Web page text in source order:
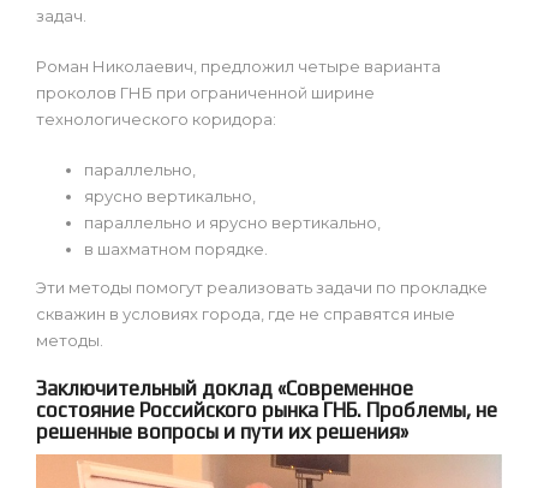
задач.
Роман Николаевич, предложил четыре варианта
проколов ГНБ при ограниченной ширине
технологического коридора:
параллельно,
ярусно вертикально,
параллельно и ярусно вертикально,
в шахматном порядке.
Эти методы помогут реализовать задачи по прокладке
скважин в условиях города, где не справятся иные
методы.
Заключительный доклад «Современное
состояние Российского рынка ГНБ. Проблемы, не
решенные вопросы и пути их решения»